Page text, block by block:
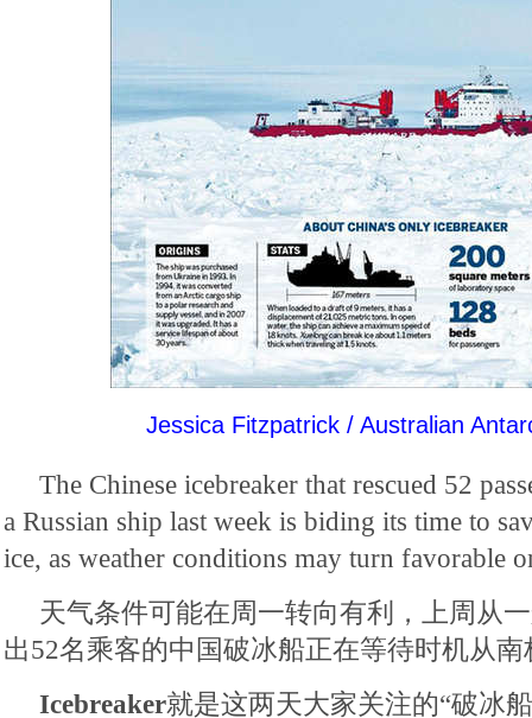
Jessica Fitzpatrick / Australian
The Chinese icebreaker that rescued 52
a Russian ship last week is biding its time to
ice, as weather conditions may turn favorable
天气条件可能在周一转向有利，上周从
出52名乘客的中国破冰船正在等待时机从
Icebreaker就是这两天大家关注的“破冰